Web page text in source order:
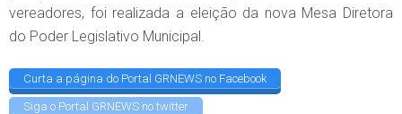
vereadores, foi realizada a eleição da nova Mesa Diretora
do Poder Legislativo Municipal.
Curta a página do Portal GRNEWS no Facebook
Siga o Portal GRNEWS no twitter